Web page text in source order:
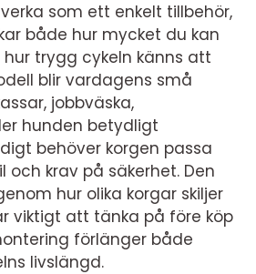
som ett enkelt tillbehör,
både hur mycket du kan
trygg cykeln känns att
blir vardagens små
jobbväska,
hunden betydligt
behöver korgen passa
och krav på säkerhet. Den
hur olika korgar skiljer
viktigt att tänka på före köp
förlänger både
livslängd.